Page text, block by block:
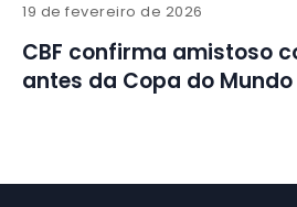
19 de fevereiro de 2026
CBF confirma amistoso
antes da Copa do Mundo